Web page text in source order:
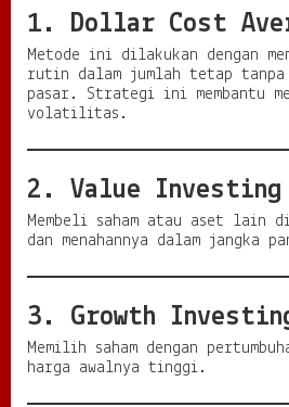
1. Dollar Cost
Metode ini dilakukan dengan
rutin dalam jumlah tetap
pasar. Strategi ini membantu
volatilitas.
2. Value Investing
Membeli saham atau aset lain
dan menahannya dalam jangka
3. Growth
Memilih saham dengan
harga awalnya tinggi.